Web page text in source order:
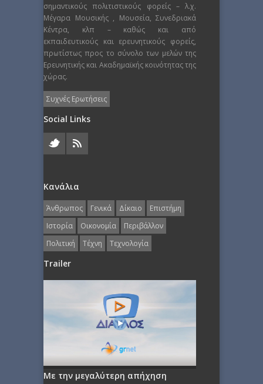
σημαντικούς πολιτιστικούς φορείς – λ.χ.
Μέγαρα Μουσικής , Μουσεία, Συνεδριακά
Κέντρα, κλπ – καθώς και από
εκπαιδευτικούς και ερευνητικούς φορείς,
πρωτίστως προς το σύνολο των μελών της
Ερευνητικής και Ακαδημαϊκής κοινότητας της
χώρας.
Συχνές Ερωτήσεις
Social Links
Κανάλια
Άνθρωπος Γενικά Δίκαιο
Επιστήμη
Ιστορία
Οικονομία
Περιβάλλον
Πολιτική
Τέχνη Τεχνολογία
Trailer
Με την μεγαλύτερη απήχηση